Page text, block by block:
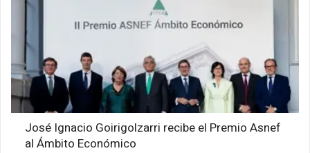
José Ignacio Goirigolzarri recibe el Premio Asnef
al Ámbito Económico